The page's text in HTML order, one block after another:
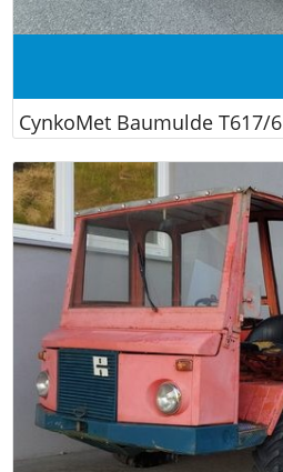
CynkoMet Baumulde T617/6